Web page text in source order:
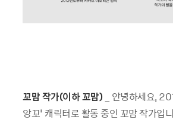
꼬맘 작가(이하 꼬맘) _ 안녕하세요,
앙꼬’ 캐릭터로 활동 중인 꼬맘 작가입